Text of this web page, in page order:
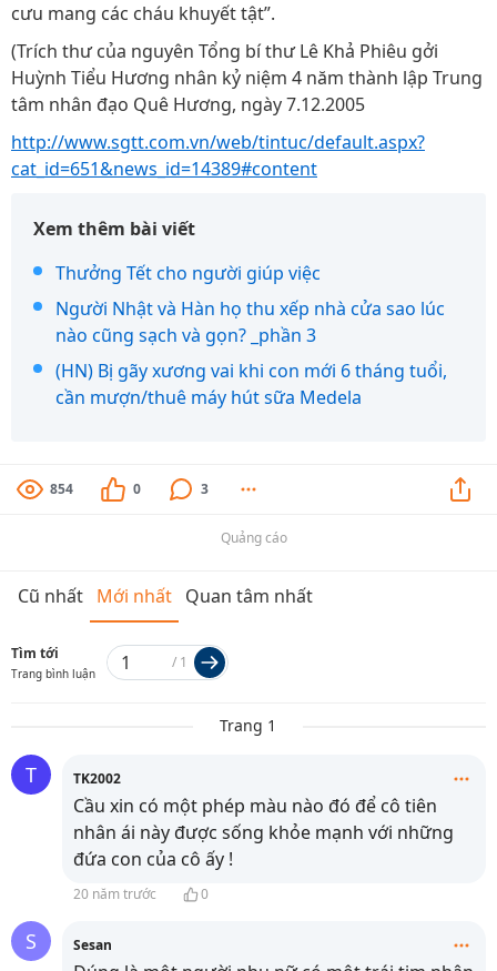
cưu mang các cháu khuyết tật”.
(Trích thư của nguyên Tổng bí thư Lê Khả Phiêu gởi
Huỳnh Tiểu Hương nhân kỷ niệm 4 năm thành lập Trung
tâm nhân đạo Quê Hương, ngày 7.12.2005
http://www.sgtt.com.vn/web/tintuc/default.aspx?
cat_id=651&news_id=14389#content
Xem thêm bài viết
Thưởng Tết cho người giúp việc
Người Nhật và Hàn họ thu xếp nhà cửa sao lúc
nào cũng sạch và gọn? _phần 3
(HN) Bị gãy xương vai khi con mới 6 tháng tuổi,
cần mượn/thuê máy hút sữa Medela
854 0 3
Quảng cáo
Cũ nhất Mới nhất Quan tâm nhất
Tìm tới
Trang bình luận
/ 1
Trang 1
T TK2002
Cầu xin có một phép màu nào đó để cô tiên
nhân ái này được sống khỏe mạnh với những
đứa con của cô ấy !
20 năm trước 0
S Sesan